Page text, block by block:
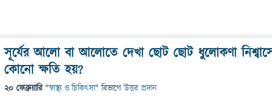
সূর্যের আলো বা আলোতে দেখা ছোট ছোট ধুলোকণা
কোনো ক্ষতি হয়?
20 ফেব্রুয়ারি "স্বাস্থ্য ও চিকিৎসা" বিভাগে উত্তর প্রদান